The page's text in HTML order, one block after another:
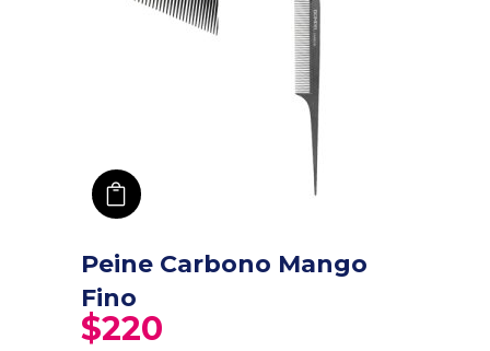
Peine Carbono Mango
Fino
$220